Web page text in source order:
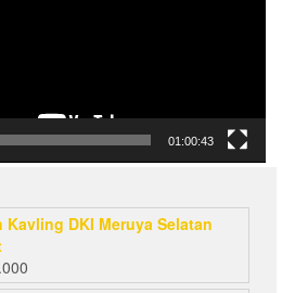
01:00:43
Kavling DKI Meruya Selatan